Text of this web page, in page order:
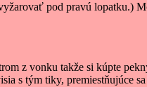
pod pravú lopatku.)
z vonku takže si kúpte
s tým tiky, premiestňujúce